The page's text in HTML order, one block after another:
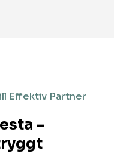
Effektiv Partner
–